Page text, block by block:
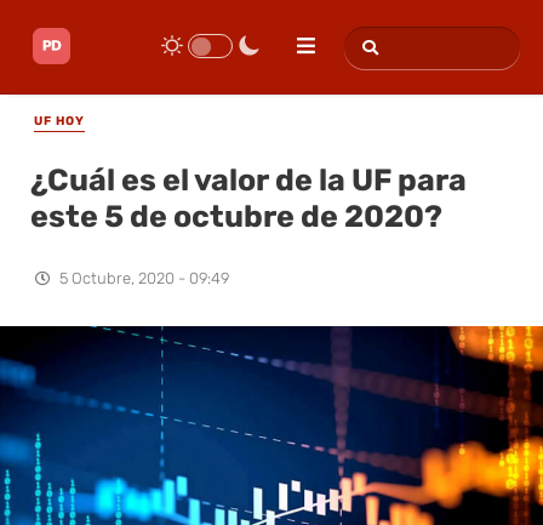
UF HOY
¿Cuál es el valor de la UF para
este 5 de octubre de 2020?
5 Octubre, 2020 - 09:49